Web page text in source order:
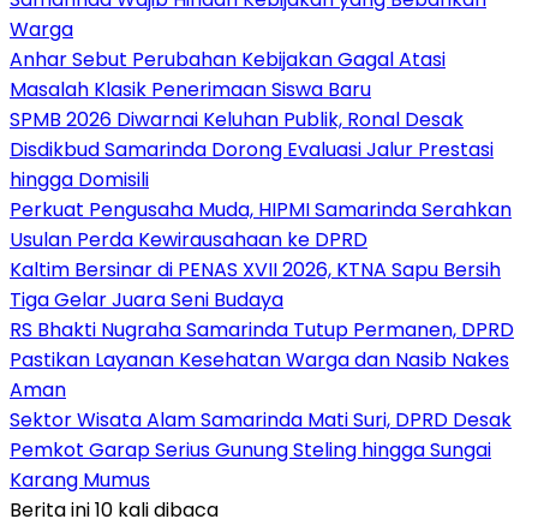
Warga
Anhar Sebut Perubahan Kebijakan Gagal Atasi
Masalah Klasik Penerimaan Siswa Baru
SPMB 2026 Diwarnai Keluhan Publik, Ronal Desak
Disdikbud Samarinda Dorong Evaluasi Jalur Prestasi
hingga Domisili
Perkuat Pengusaha Muda, HIPMI Samarinda Serahkan
Usulan Perda Kewirausahaan ke DPRD
Kaltim Bersinar di PENAS XVII 2026, KTNA Sapu Bersih
Tiga Gelar Juara Seni Budaya
RS Bhakti Nugraha Samarinda Tutup Permanen, DPRD
Pastikan Layanan Kesehatan Warga dan Nasib Nakes
Aman
Sektor Wisata Alam Samarinda Mati Suri, DPRD Desak
Pemkot Garap Serius Gunung Steling hingga Sungai
Karang Mumus
Berita ini 10 kali dibaca